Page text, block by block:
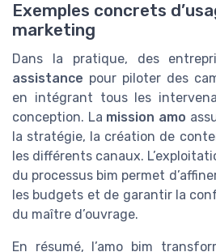
Exemples concrets
marketing
Dans la pratique, des
assistance pour piloter des
en intégrant tous les
conception. La mission amo
la stratégie, la création de
les différents canaux.
du processus bim permet
les budgets et de garantir la
du maître d’ouvrage.
En résumé, l’amo bim